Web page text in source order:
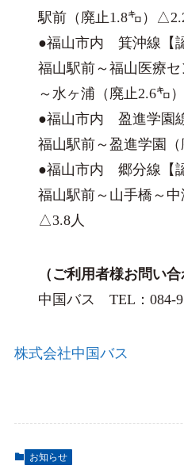
駅前（廃止1.8㌔）
●福山市内 箕沖線【認
福山駅前～福山医療
～水ヶ浦（廃止2.6㌔
●福山市内 盈進学園
福山駅前～盈進学園
●福山市内 郷分線【認
福山駅前～山手橋～中
△3.8人
（ご利用者様お問い合
中国バス TEL：084-
株式会社中国バス
お知らせ